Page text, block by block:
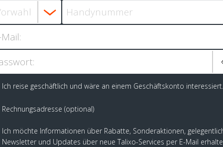
Ich reise geschäftlich und wäre an einem Geschäftskonto interessiert.
Rechnungsadresse (optional)
Ich möchte Informationen über Rabatte, Sonderaktionen,
Newsletter und Updates über neue Talixo-Services per E-Mail